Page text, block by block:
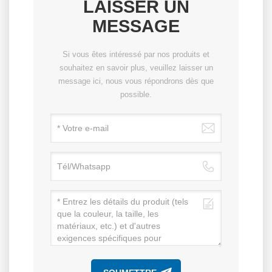
LAISSER UN
MESSAGE
Si vous êtes intéressé par nos produits et
souhaitez en savoir plus, veuillez laisser un
message ici, nous vous répondrons dès que
possible.